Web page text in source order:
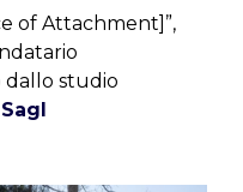
of Attachment]”,
dallo studio